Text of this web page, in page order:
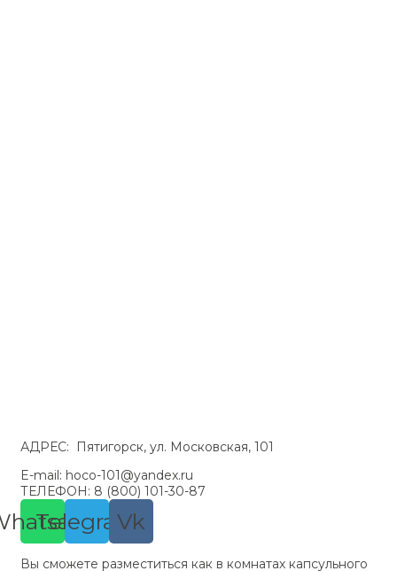
АДРЕС: Пятигорск, ул. Московская, 101
E-mail: hoco-101@yandex.ru
ТЕЛЕФОН: 8 (800) 101-30-87
Telegram
Vk
Вы сможете разместиться как в комнатах капсульного